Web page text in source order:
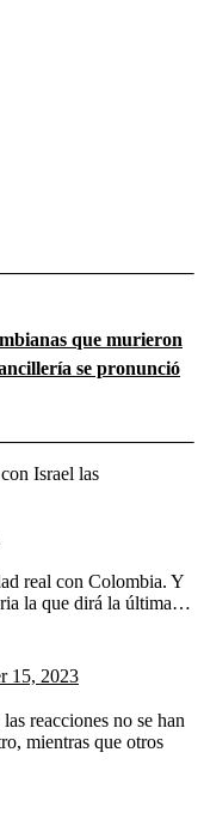
que murieron
se pronunció
Israel las
real con Colombia. Y
la que dirá la última…
15, 2023
reacciones no se han
mientras que otros